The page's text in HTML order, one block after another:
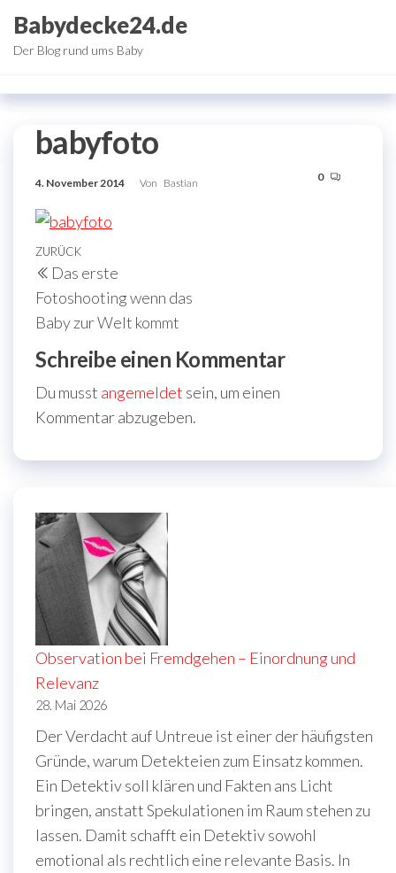
Inhalt
springen
Babydecke24.de
Der Blog rund ums Baby
babyfoto
4. November 2014 Von Bastian 0
Beitragsnavigation
Vorheriger
Beitrag
ZURÜCK
Das erste
Fotoshooting wenn das
Baby zur Welt kommt
Schreibe einen Kommentar
Du musst angemeldet sein, um einen
Kommentar abzugeben.
Observation bei Fremdgehen – Einordnung und
Relevanz
28. Mai 2026
Der Verdacht auf Untreue ist einer der häufigsten
Gründe, warum Detekteien zum Einsatz kommen.
Ein Detektiv soll klären und Fakten ans Licht
bringen, anstatt Spekulationen im Raum stehen zu
lassen. Damit schafft ein Detektiv sowohl
emotional als rechtlich eine relevante Basis. In